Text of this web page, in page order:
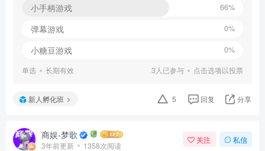
66%
小手柄游戏
0%
弹幕游戏
0%
小糖豆游戏
单选 长期有效 3 人已参与 点击选项以投票
新人孵化班 5 回复 分享
商娱-梦歌
3年前更新 1358次阅读
关注 私信